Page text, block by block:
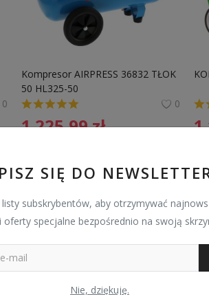
SIĘ DO
listy subskrybentów, aby otrzymywać
oferty specjalne bezpośrednio na swoją
Nie, dziękuję.
0
Kompresor AIRPRESS 36832 TŁOK
50 HL325-50
0
1 225,99zł 1